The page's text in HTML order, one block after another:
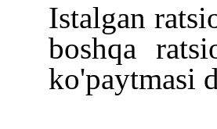
Istalgan
boshqa
ko'paytmasi